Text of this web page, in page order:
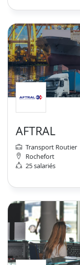
AFTRAL
Transport Routier
Rochefort
25 salariés